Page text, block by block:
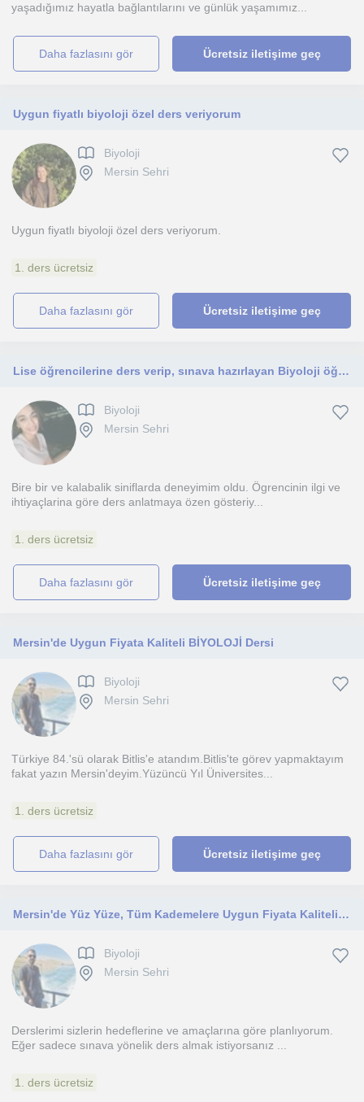
yaşadığımız hayatla bağlantılarını ve günlük yaşamımız...
daha fazlasını gör Ücretsiz iletişime geç
Uygun fiyatlı biyoloji özel ders veriyorum
Biyoloji
Mersin Sehri
Uygun fiyatlı biyoloji özel ders veriyorum.
1. ders ücretsiz
daha fazlasını gör Ücretsiz iletişime geç
Lise öğrencilerine ders verip, sınava hazırlayan Biyoloji öğretmeni
Biyoloji
Mersin Sehri
Bire bir ve kalabalik siniflarda deneyimim oldu. Ögrencinin ilgi ve
ihtiyaçlarina göre ders anlatmaya özen gösteriy...
1. ders ücretsiz
daha fazlasını gör Ücretsiz iletişime geç
Mersin'de Uygun Fiyata Kaliteli BİYOLOJİ Dersi
Biyoloji
Mersin Sehri
Türkiye 84.'sü olarak Bitlis'e atandım.Bitlis'te görev yapmaktayım
fakat yazın Mersin'deyim.Yüzüncü Yıl Üniversites...
1. ders ücretsiz
daha fazlasını gör Ücretsiz iletişime geç
Mersin'de Yüz Yüze, Tüm Kademelere Uygun Fiyata Kaliteli BİYOLOJİ Dersi
Biyoloji
Mersin Sehri
Derslerimi sizlerin hedeflerine ve amaçlarına göre planlıyorum.
Eğer sadece sınava yönelik ders almak istiyorsanız ...
1. ders ücretsiz